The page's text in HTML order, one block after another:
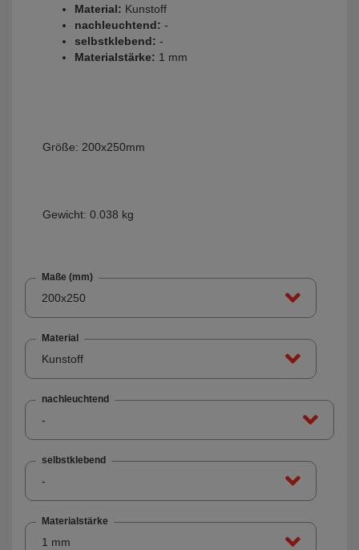
Material: Kunstoff
nachleuchtend: -
selbstklebend: -
Materialstärke: 1 mm
Größe: 200x250mm
Gewicht: 0.038 kg
Maße (mm)
200x250
Material
Kunstoff
nachleuchtend
-
selbstklebend
-
Materialstärke
1 mm